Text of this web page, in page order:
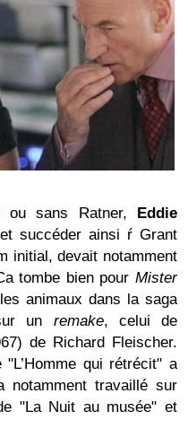
ou sans Ratner, Eddie
succéder ainsi ŕ Grant
initial, devait notamment
tombe bien pour Mister
animaux dans la saga
un remake, celui de
de Richard Fleischer.
qui rétrécit" a
notamment travaillé sur
"La Nuit au musée" et